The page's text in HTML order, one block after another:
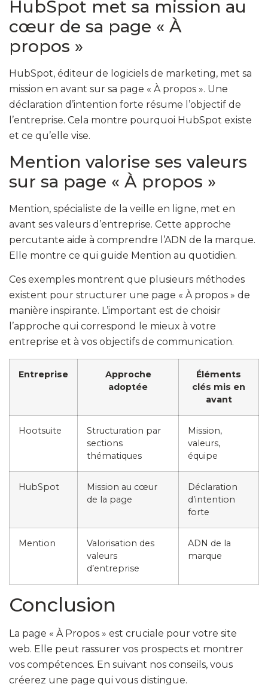
HubSpot met sa mission au
cœur de sa page « À
propos »
HubSpot, éditeur de logiciels de marketing, met sa
mission en avant sur sa page « À propos ». Une
déclaration d’intention forte résume l’objectif de
l’entreprise. Cela montre pourquoi HubSpot existe
et ce qu’elle vise.
Mention valorise ses valeurs
sur sa page « À propos »
Mention, spécialiste de la veille en ligne, met en
avant ses valeurs d’entreprise. Cette approche
percutante aide à comprendre l’ADN de la marque.
Elle montre ce qui guide Mention au quotidien.
Ces exemples montrent que plusieurs méthodes
existent pour structurer une page « À propos » de
manière inspirante. L’important est de choisir
l’approche qui correspond le mieux à votre
entreprise et à vos objectifs de communication.
Entreprise
Approche
adoptée
Éléments
clés mis en
avant
Hootsuite
Structuration par
sections
thématiques
Mission,
valeurs,
équipe
HubSpot
Mission au cœur
de la page
Déclaration
d’intention
forte
Mention
Valorisation des
valeurs
d’entreprise
ADN de la
marque
Conclusion
La page « À Propos » est cruciale pour votre site
web. Elle peut rassurer vos prospects et montrer
vos compétences. En suivant nos conseils, vous
créerez une page qui vous distingue.